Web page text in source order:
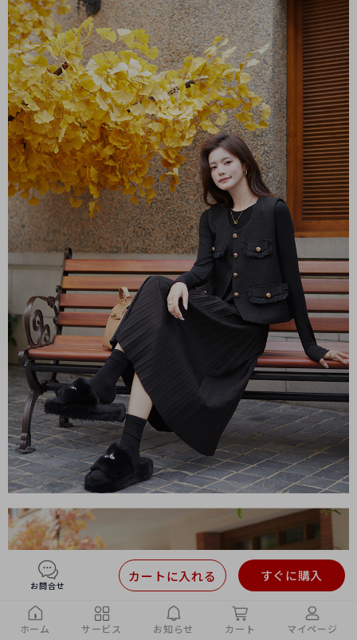
お問合せ
すぐに購入
カートに入れる
ホーム サービス お知らせ カート マイページ